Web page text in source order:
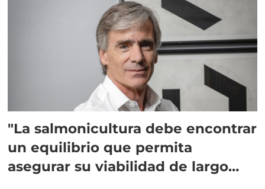
"La salmonicultura debe encontrar
un equilibrio que permita
asegurar su viabilidad de largo